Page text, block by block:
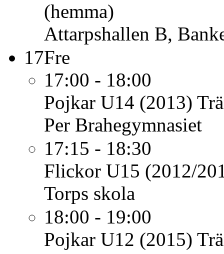
(hemma)
Attarpshallen B,
17Fre
17:00 - 18:00
Pojkar U14 (2013)
Per Brahegymnasiet
17:15 - 18:30
Flickor U15 (2012/
Torps skola
18:00 - 19:00
Pojkar U12 (2015)